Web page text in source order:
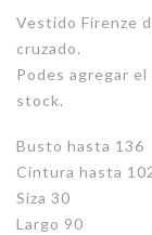
Vestido Firenze
cruzado.
Podes agregar
stock.
Busto hasta 136
Cintura hasta
Siza 30
Largo 90